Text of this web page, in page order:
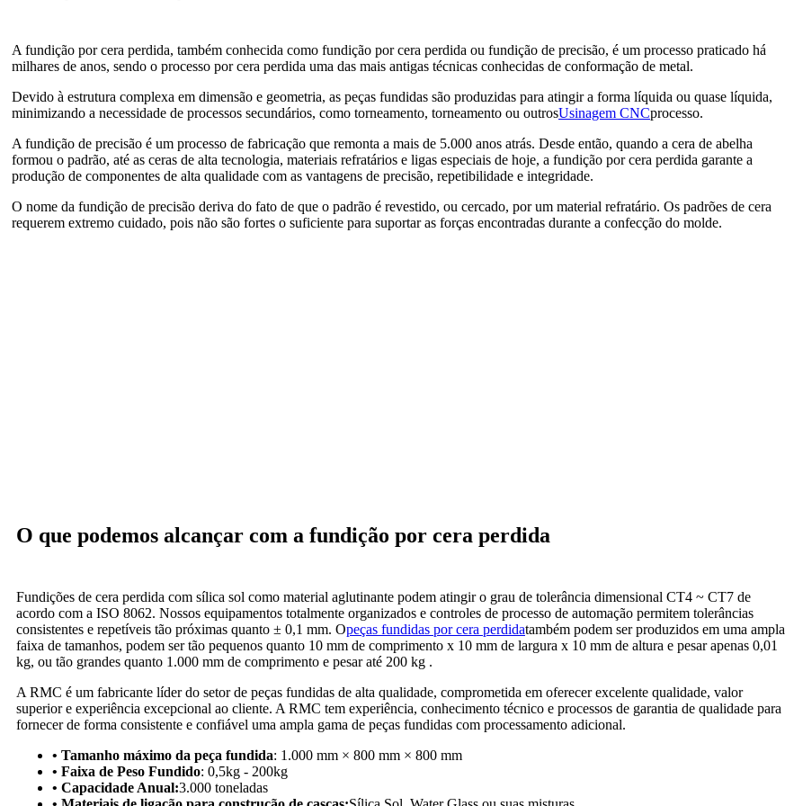
A fundição por cera perdida, também conhecida como fundição por cera perdida ou fundição de precisão, é um processo praticado há
milhares de anos, sendo o processo por cera perdida uma das mais antigas técnicas conhecidas de conformação de metal.
Devido à estrutura complexa em dimensão e geometria, as peças fundidas são produzidas para atingir a forma líquida ou quase líquida,
minimizando a necessidade de processos secundários, como torneamento, torneamento ou outrosUsinagem CNCprocesso.
A fundição de precisão é um processo de fabricação que remonta a mais de 5.000 anos atrás. Desde então, quando a cera de abelha
formou o padrão, até as ceras de alta tecnologia, materiais refratários e ligas especiais de hoje, a fundição por cera perdida garante a
produção de componentes de alta qualidade com as vantagens de precisão, repetibilidade e integridade.
O nome da fundição de precisão deriva do fato de que o padrão é revestido, ou cercado, por um material refratário. Os padrões de cera
requerem extremo cuidado, pois não são fortes o suficiente para suportar as forças encontradas durante a confecção do molde.
O que podemos alcançar com a fundição por cera perdida
Fundições de cera perdida com sílica sol como material aglutinante podem atingir o grau de tolerância dimensional CT4 ~ CT7 de
acordo com a ISO 8062. Nossos equipamentos totalmente organizados e controles de processo de automação permitem tolerâncias
consistentes e repetíveis tão próximas quanto ± 0,1 mm. Opeças fundidas por cera perdidatambém podem ser produzidos em uma ampla
faixa de tamanhos, podem ser tão pequenos quanto 10 mm de comprimento x 10 mm de largura x 10 mm de altura e pesar apenas 0,01
kg, ou tão grandes quanto 1.000 mm de comprimento e pesar até 200 kg .
A RMC é um fabricante líder do setor de peças fundidas de alta qualidade, comprometida em oferecer excelente qualidade, valor
superior e experiência excepcional ao cliente. A RMC tem experiência, conhecimento técnico e processos de garantia de qualidade para
fornecer de forma consistente e confiável uma ampla gama de peças fundidas com processamento adicional.
• Tamanho máximo da peça fundida: 1.000 mm × 800 mm × 800 mm
• Faixa de Peso Fundido: 0,5kg - 200kg
• Capacidade Anual:3.000 toneladas